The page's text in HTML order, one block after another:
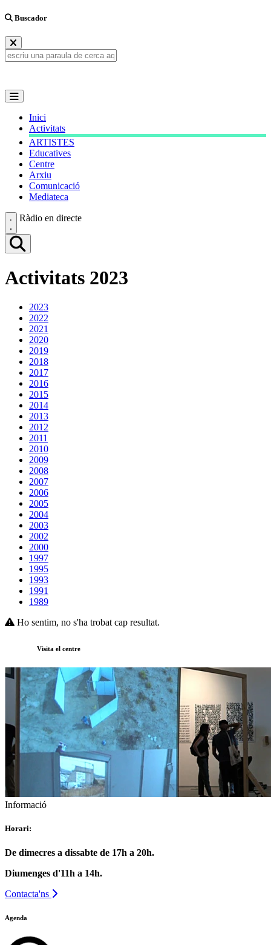
Buscador
Inici
Activitats
ARTISTES
Educatives
Centre
Arxiu
Comunicació
Mediateca
Ràdio en directe
Activitats 2023
2023
2022
2021
2020
2019
2018
2017
2016
2015
2014
2013
2012
2011
2010
2009
2008
2007
2006
2005
2004
2003
2002
2000
1997
1995
1993
1991
1989
Ho sentim, no s'ha trobat cap resultat.
Visita el centre
Informació
Horari:
De dimecres a dissabte de 17h a 20h.
Diumenges d'11h a 14h.
Contacta'ns
Agenda